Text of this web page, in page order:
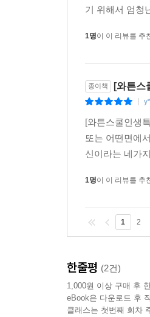
기 위해서 엄청
1명이 이 리뷰를 추
종이책 [와튼스
[와튼스쿨인생
또는 어떤면에
신이라는 네가
1명이 이 리뷰를 추
1 2
한줄평 (2건)
1,000원 이상 구매 후
eBook은 다운로드 후
클래스는 첫번째 회차